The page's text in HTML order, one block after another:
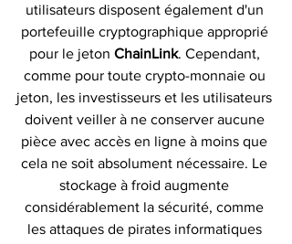
utilisateurs disposent également d'un
portefeuille cryptographique approprié
pour le jeton ChainLink. Cependant,
comme pour toute crypto-monnaie ou
jeton, les investisseurs et les utilisateurs
doivent veiller à ne conserver aucune
pièce avec accès en ligne à moins que
cela ne soit absolument nécessaire. Le
stockage à froid augmente
considérablement la sécurité, comme
les attaques de pirates informatiques